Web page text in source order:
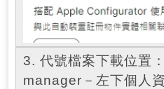
3. 代號檔案下載位置
manager－左下個人